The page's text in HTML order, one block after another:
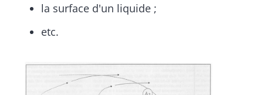
la surface d'un liquide ;
etc.